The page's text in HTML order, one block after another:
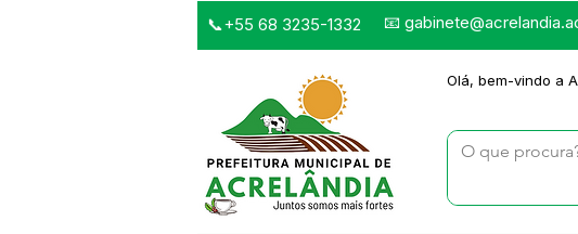
📞+55 68 3235-1332 📧
Olá, bem-vindo a